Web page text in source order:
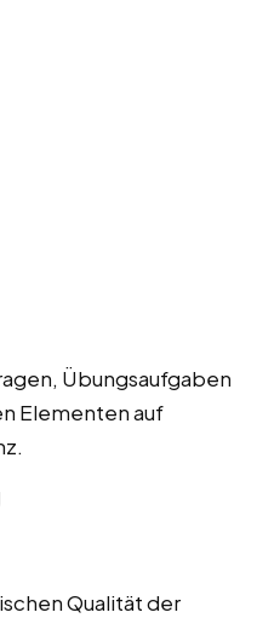
Übungsaufgaben
Elementen auf
Qualität der